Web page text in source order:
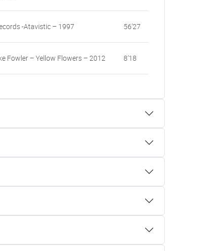
-Atavistic – 1997 56’27
Fowler – Yellow Flowers – 2012 8’18